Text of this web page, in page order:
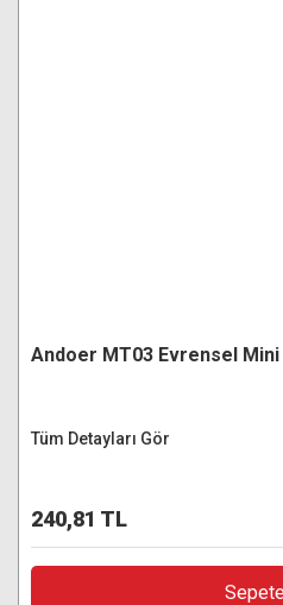
Andoer MT03 Evrensel
Tüm Detayları Gör
240,81 TL